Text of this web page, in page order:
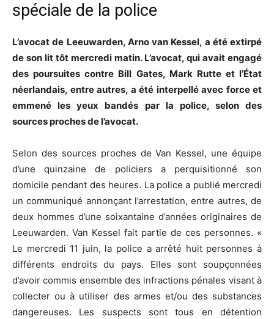
spéciale de la police
L’avocat de Leeuwarden, Arno van Kessel, a été extirpé
de son lit tôt mercredi matin. L’avocat, qui avait engagé
des poursuites contre Bill Gates, Mark Rutte et l’État
néerlandais, entre autres, a été interpellé avec force et
emmené les yeux bandés par la police, selon des
sources proches de l’avocat.
Selon des sources proches de Van Kessel, une équipe
d’une quinzaine de policiers a perquisitionné son
domicile pendant des heures. La police a publié mercredi
un communiqué annonçant l’arrestation, entre autres, de
deux hommes d’une soixantaine d’années originaires de
Leeuwarden. Van Kessel fait partie de ces personnes. «
Le mercredi 11 juin, la police a arrêté huit personnes à
différents endroits du pays. Elles sont soupçonnées
d’avoir commis ensemble des infractions pénales visant à
collecter ou à utiliser des armes et/ou des substances
dangereuses. Les suspects sont tous en détention